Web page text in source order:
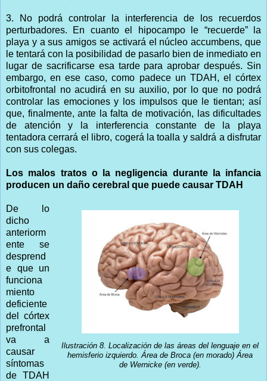
3. No podrá controlar la interferencia de los recuerdos
perturbadores. En cuanto el hipocampo le “recuerde” la
playa y a sus amigos se activará el núcleo accumbens, que
le tentará con la posibilidad de pasarlo bien de inmediato en
lugar de sacrificarse esa tarde para aprobar después. Sin
embargo, en ese caso, como padece un TDAH, el córtex
orbitofrontal no acudirá en su auxilio, por lo que no podrá
controlar las emociones y los impulsos que le tientan; así
que, finalmente, ante la falta de motivación, las dificultades
de atención y la interferencia constante de la playa
tentadora cerrará el libro, cogerá la toalla y saldrá a disfrutar
con sus colegas.
Los malos tratos o la negligencia durante la infancia
producen un daño cerebral que puede causar TDAH
Ilustración 8. Localización de las áreas del lenguaje en el
hemisferio izquierdo. Área de Broca (en morado) Área
de Wernicke (en verde).
De lo
dicho
anteriorm
ente se
desprend
e que un
funciona
miento
deficiente
del córtex
prefrontal
va a
causar
síntomas
de TDAH